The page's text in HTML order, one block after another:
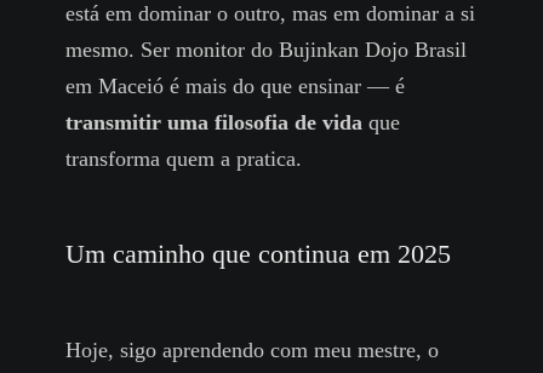
está em dominar o outro, mas em dominar a si
mesmo. Ser monitor do Bujinkan Dojo Brasil
em Maceió é mais do que ensinar — é
transmitir uma filosofia de vida que
transforma quem a pratica.
Um caminho que continua em 2025
Hoje, sigo aprendendo com meu mestre, o